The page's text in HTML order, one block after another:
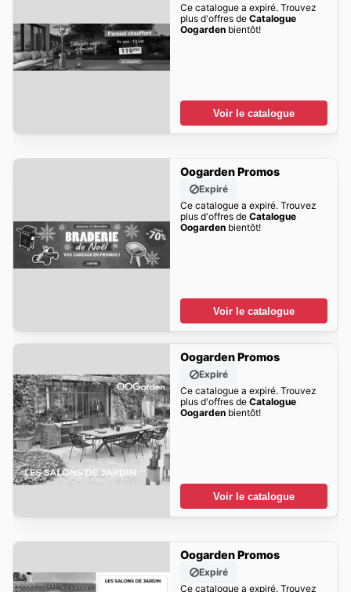
Ce catalogue a expiré. Trouvez
plus d'offres de Catalogue
Oogardenbientôt!
Voir le catalogue
Oogarden Promos
Expiré
Ce catalogue a expiré. Trouvez
plus d'offres de Catalogue
Oogardenbientôt!
Voir le catalogue
Oogarden Promos
Expiré
Ce catalogue a expiré. Trouvez
plus d'offres de Catalogue
Oogardenbientôt!
Voir le catalogue
Oogarden Promos
Expiré
Ce catalogue a expiré. Trouvez